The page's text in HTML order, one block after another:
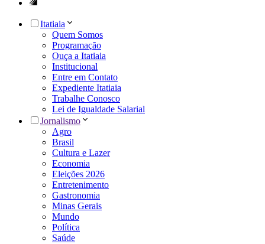
Itatiaia
Quem Somos
Programação
Ouça a Itatiaia
Institucional
Entre em Contato
Expediente Itatiaia
Trabalhe Conosco
Lei de Igualdade Salarial
Jornalismo
Agro
Brasil
Cultura e Lazer
Economia
Eleições 2026
Entretenimento
Gastronomia
Minas Gerais
Mundo
Política
Saúde